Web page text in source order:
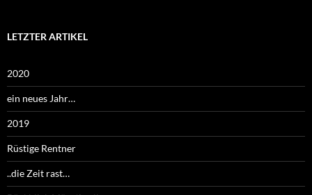
LETZTER ARTIKEL
2020
ein neues Jahr…
2019
Rüstige Rentner
..die Zeit rast…